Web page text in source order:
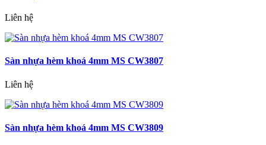
Liên hệ
Sàn nhựa hèm khoá 4mm MS CW3807
Liên hệ
Sàn nhựa hèm khoá 4mm MS CW3809